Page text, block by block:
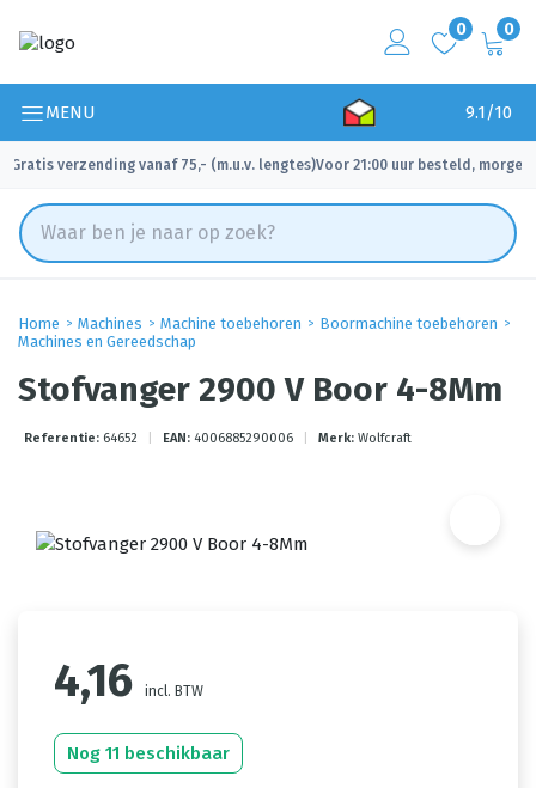
0 0
MENU 9.1/10
Gratis verzending vanaf 75,- (m.u.v. lengtes)
✓ Voor 21:00 uur besteld, morgen
Home Machines Machine toebehoren
Boormachine toebehoren
Machines en Gereedschap
Stofvanger 2900 V Boor 4-8Mm
Referentie: 64652 EAN: 4006885290006 Merk: Wolfcraft
4,16 incl. BTW
Nog 11 beschikbaar